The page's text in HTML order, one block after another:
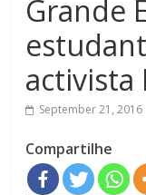
Grande
activista
September 21, 2016
Compartilhe